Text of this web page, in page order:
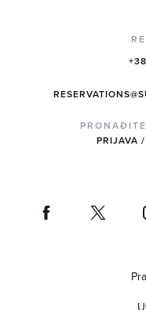
PRIJAVA